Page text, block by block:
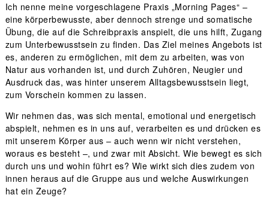
Ich nenne meine vorgeschlagene Praxis „Morning Pages“ –
eine körperbewusste, aber dennoch strenge und somatische
Übung, die auf die Schreibpraxis anspielt, die uns hilft, Zugang
zum Unterbewusstsein zu finden. Das Ziel meines Angebots ist
es, anderen zu ermöglichen, mit dem zu arbeiten, was von
Natur aus vorhanden ist, und durch Zuhören, Neugier und
Ausdruck das, was hinter unserem Alltagsbewusstsein liegt,
zum Vorschein kommen zu lassen.
Wir nehmen das, was sich mental, emotional und energetisch
abspielt, nehmen es in uns auf, verarbeiten es und drücken es
mit unserem Körper aus – auch wenn wir nicht verstehen,
woraus es besteht –, und zwar mit Absicht. Wie bewegt es sich
durch uns und wohin führt es? Wie wirkt sich dies zudem von
innen heraus auf die Gruppe aus und welche Auswirkungen
hat ein Zeuge?